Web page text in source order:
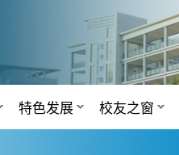
特色发展 校友之窗